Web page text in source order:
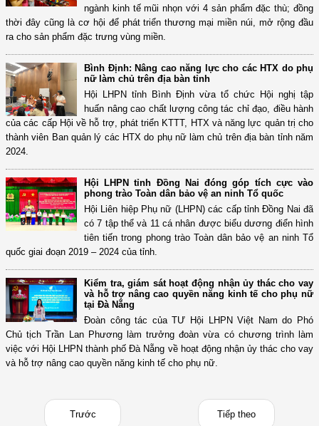
ngành kinh tế mũi nhọn với 4 sản phẩm đặc thù; đồng
thời đây cũng là cơ hội để phát triển thương mại miền núi, mở rộng đầu
ra cho sản phẩm đặc trưng vùng miền.
Bình Định: Nâng cao năng lực cho các HTX do phụ
nữ làm chủ trên địa bàn tỉnh
Hội LHPN tỉnh Bình Định vừa tổ chức Hội nghị tập
huấn nâng cao chất lượng công tác chỉ đạo, điều hành
của các cấp Hội về hỗ trợ, phát triển KTTT, HTX và năng lực quản trị cho
thành viên Ban quản lý các HTX do phụ nữ làm chủ trên địa bàn tỉnh năm
2024.
Hội LHPN tỉnh Đồng Nai đóng góp tích cực vào
phong trào Toàn dân bảo vệ an ninh Tổ quốc
Hội Liên hiệp Phụ nữ (LHPN) các cấp tỉnh Đồng Nai đã
có 7 tập thể và 11 cá nhân được biểu dương điển hình
tiên tiến trong phong trào Toàn dân bảo vệ an ninh Tổ
quốc giai đoạn 2019 – 2024 của tỉnh.
Kiểm tra, giám sát hoạt động nhận ủy thác cho vay
và hỗ trợ nâng cao quyền năng kinh tế cho phụ nữ
tại Đà Nẵng
Đoàn công tác của TƯ Hội LHPN Việt Nam do Phó
Chủ tịch Trần Lan Phương làm trưởng đoàn vừa có chương trình làm
việc với Hội LHPN thành phố Đà Nẵng về hoạt động nhận ủy thác cho vay
và hỗ trợ nâng cao quyền năng kinh tế cho phụ nữ.
Trước Tiếp theo